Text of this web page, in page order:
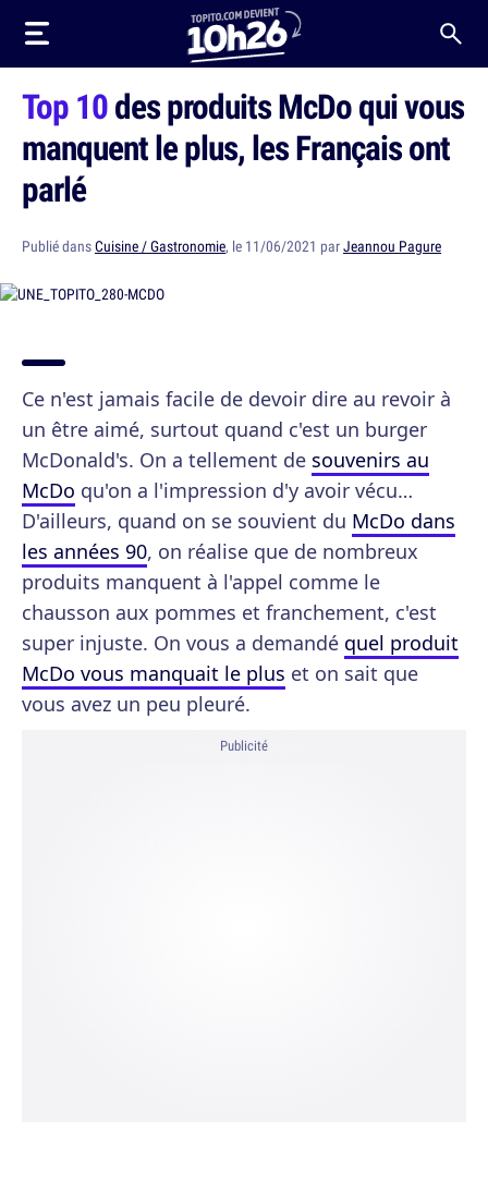
Top 10des produits McDo qui vous
manquent le plus, les Français ont
parlé
Publié dansCuisine / Gastronomie, le 11/06/2021 parJeannou Pagure
Ce n'est jamais facile de devoir dire au revoir à
un être aimé, surtout quand c'est un burger
McDonald's. On a tellement de souvenirs au
McDo qu'on a l'impression d'y avoir vécu…
D'ailleurs, quand on se souvient du McDo dans
les années 90, on réalise que de nombreux
produits manquent à l'appel comme le
chausson aux pommes et franchement, c'est
super injuste. On vous a demandé quel produit
McDo vous manquait le plus et on sait que
vous avez un peu pleuré.
Publicité